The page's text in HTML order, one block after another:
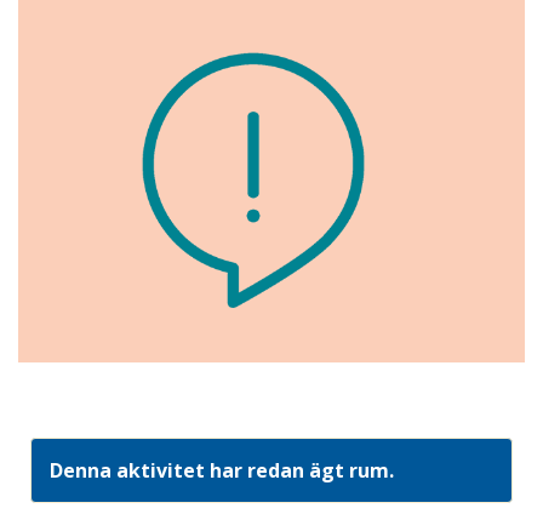
Denna aktivitet har redan ägt rum.